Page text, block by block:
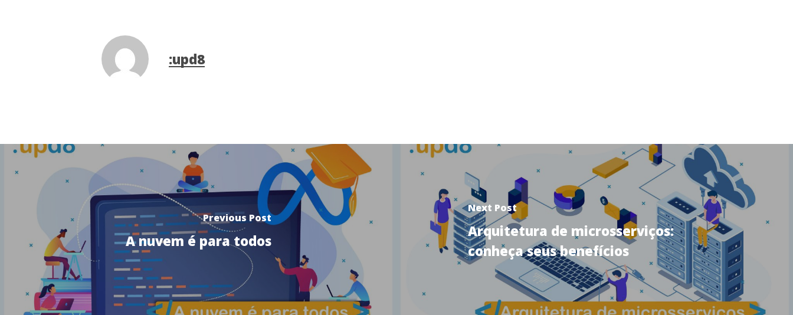
:upd8
Previous Post
A nuvem é para todos
Next Post
Arquitetura de microsserviços:
conheça seus benefícios